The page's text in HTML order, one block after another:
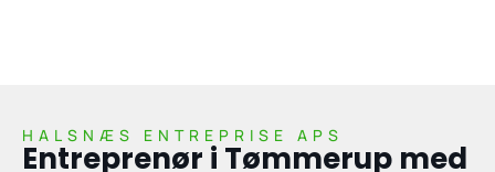
HALSNÆS ENTREPRISE APS
Entreprenør i Tømmerup med